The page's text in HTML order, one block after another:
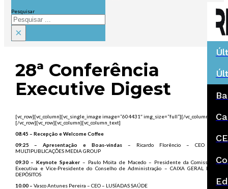
Pesquisar
×
28ª Conferência
Executive Digest
[vc_row][vc_column][vc_single_image image=”604431″ img_size=”full”][/vc_column]
[/vc_row][vc_row][vc_column][vc_column_text]
08.45 – Recepção e Welcome Coffee
09:25 – Apresentação e Boas-vindas – Ricardo Florêncio – CEO –
MULTIPUBLICAÇÕES MEDIA GROUP
09.30 – Keynote Speaker – Paulo Moita de Macedo – Presidente da Comissão
Executiva e Vice-Presidente do Conselho de Administração – CAIXA GERAL DE
DEPÓSITOS
10.00 – Vasco Antunes Pereira – CEO – LUSÍADAS SAÚDE